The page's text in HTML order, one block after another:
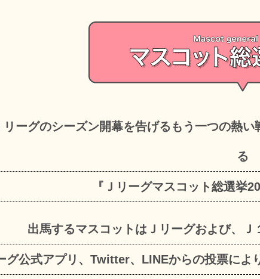
リーグのシーズン開幕を告げるもう一つの熱
る
『Ｊリーグマスコット総選挙
出馬するマスコットはＪリーグおよび、Ｊ
グ公式アプリ、Twitter、LINEからの投票によ